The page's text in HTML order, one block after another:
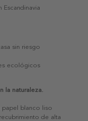
sin riesgo
ecológicos
la naturaleza.
papel blanco liso
de alta